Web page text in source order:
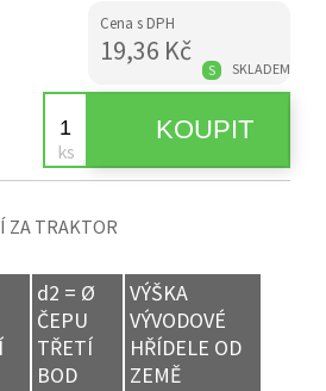
Cena s DPH
19,36 Kč
S SKLADEM
ZA TRAKTOR
d2 = Ø
ČEPU
TŘETÍ
BOD
VÝŠKA
VÝVODOVÉ
HŘÍDELE OD
ZEMĚ